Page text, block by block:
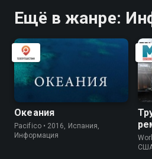
Ещё в жанре:
Океания
Pacifico • 2016, Испания,
Информация